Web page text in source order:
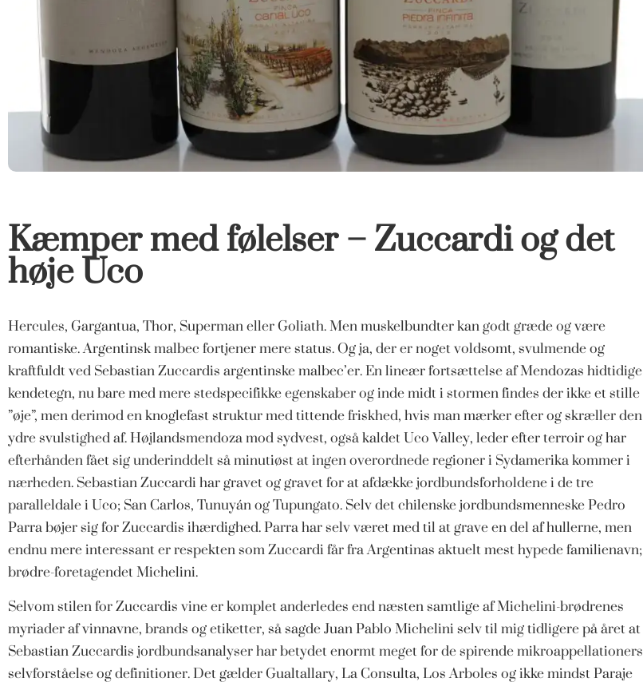
Kæmper med følelser – Zuccardi og det
høje Uco
Hercules, Gargantua, Thor, Superman eller Goliath.Men muskelbundter kan godt græde og være
romantiske. Argentinsk malbec fortjener mere status. Og ja, der er noget voldsomt, svulmende og
kraftfuldt ved Sebastian Zuccardis argentinske malbec’er. En lineær fortsættelse af Mendozas hidtidige
kendetegn, nu bare med mere stedspecifikke egenskaber og inde midt i stormen findes der ikke et stille
”øje”, men derimod en knoglefast struktur med tittende friskhed, hvis man mærker efter og skræller den
ydre svulstighed af. Højlandsmendoza mod sydvest, også kaldet Uco Valley, leder efter terroir og har
efterhånden fået sig underinddelt så minutiøst at ingen overordnede regioner i Sydamerika kommer i
nærheden. Sebastian Zuccardi har gravet og gravet for at afdække jordbundsforholdene i de tre
paralleldale i Uco; San Carlos, Tunuyán og Tupungato. Selv det chilenske jordbundsmenneske Pedro
Parra bøjer sig for Zuccardis ihærdighed. Parra har selv været med til at grave en del af hullerne, men
endnu mere interessant er respekten som Zuccardi får fra Argentinas aktuelt mest hypede familienavn;
brødre-foretagendet Michelini.
Selvom stilen for Zuccardis vine er komplet anderledes end næsten samtlige af Michelini-brødrenes
myriader af vinnavne, brands og etiketter, så sagde Juan Pablo Michelini selv til mig tidligere på året at
Sebastian Zuccardis jordbundsanalyser har betydet enormt meget for de spirende mikroappellationers
selvforståelse og definitioner. Det gælder Gualtallary, La Consulta, Los Arboles og ikke mindst Paraje